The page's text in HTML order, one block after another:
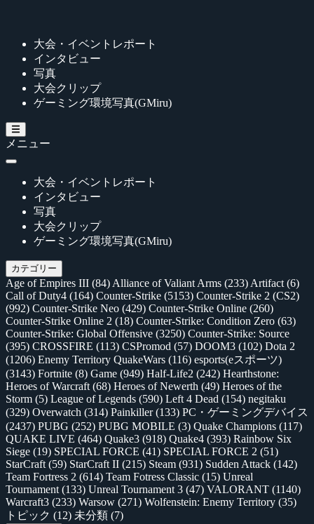
大会・イベントレポート
インタビュー
写真
大会クリップ
ゲーミング環境写真(GMiru)
メニュー
大会・イベントレポート
インタビュー
写真
大会クリップ
ゲーミング環境写真(GMiru)
カテゴリー
Age of Empires III (84) Alliance of Valiant Arms (233) Artifact (6)
Call of Duty4 (164) Counter-Strike (5153) Counter-Strike 2 (CS2)
(992) Counter-Strike Neo (429) Counter-Strike Online (260)
Counter-Strike Online 2 (18) Counter-Strike: Condition Zero (63)
Counter-Strike: Global Offensive (3250) Counter-Strike: Source
(395) CROSSFIRE (113) CSPromod (57) DOOM3 (102) Dota 2
(1206) Enemy Territory QuakeWars (116) esports(eスポーツ)
(3143) Fortnite (8) Game (949) Half-Life2 (242) Hearthstone:
Heroes of Warcraft (68) Heroes of Newerth (49) Heroes of the
Storm (5) League of Legends (590) Left 4 Dead (154) negitaku
(329) Overwatch (314) Painkiller(133) PC・ゲーミングデバイス
(2437) PUBG (252) PUBG MOBILE (3) Quake Champions (117)
QUAKE LIVE (464) Quake3 (918) Quake4 (393) Rainbow Six
Siege (19) SPECIAL FORCE (41) SPECIAL FORCE 2 (51)
StarCraft (59) StarCraft II (215) Steam (931) Sudden Attack (142)
Team Fortress 2 (614) Team Fotress Classic (15) Unreal
Tournament (133) Unreal Tournament 3 (47) VALORANT (1140)
Warcraft3 (233) Warsow (271) Wolfenstein: Enemy Territory (35)
トピック (12) 未分類 (7)